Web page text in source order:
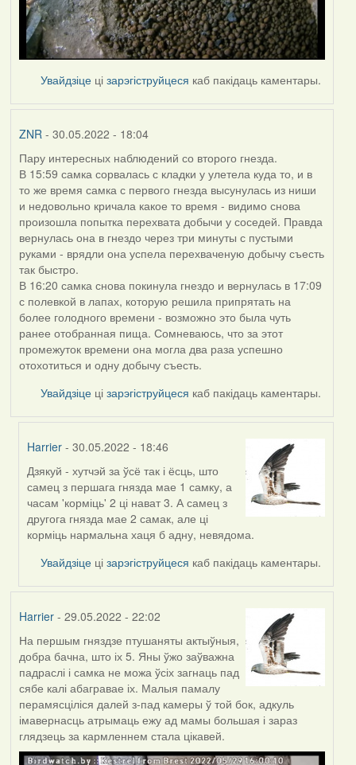
Увайдзіце цізарэгіструйцеся каб пакідаць каментары.
ZNR - 30.05.2022 - 18:04
Пару интересных наблюдений со второго гнезда.
В 15:59 самка сорвалась с кладки у улетела куда то, и в
то же время самка с первого гнезда высунулась из ниши
и недовольно кричала какое то время - видимо снова
произошла попытка перехвата добычи у соседей. Правда
вернулась она в гнездо через три минуты с пустыми
руками - врядли она успела перехваченую добычу съесть
так быстро.
В 16:20 самка снова покинула гнездо и вернулась в 17:09
с полевкой в лапах, которую решила припрятать на
более голодного времени - возможно это была чуть
ранее отобранная пища. Сомневаюсь, что за этот
промежуток времени она могла два раза успешно
отохотиться и одну добычу съесть.
Увайдзіце цізарэгіструйцеся каб пакідаць каментары.
Harrier - 30.05.2022 - 18:46
In
reply
to
by
ZNR
Дзякуй - хутчэй за ўсё так і ёсць, што
самец з першага гнязда мае 1 самку, а
часам 'корміць' 2 ці нават 3. А самец з
другога гнязда мае 2 самак, але ці
корміць нармальна хаця б адну, невядома.
Увайдзіце цізарэгіструйцеся каб пакідаць каментары.
Harrier- 29.05.2022 - 22:02
На першым гняздзе птушаняты актыўныя,
добра бачна, што іх 5. Яны ўжо заўважна
падраслі і самка не можа ўсіх загнаць пад
сябе калі абагравае іх. Малыя памалу
перамясціліся далей з-пад камеры ў той бок, адкуль
імавернасць атрымаць ежу ад мамы большая і зараз
глядзець за кармленнем стала цікавей.